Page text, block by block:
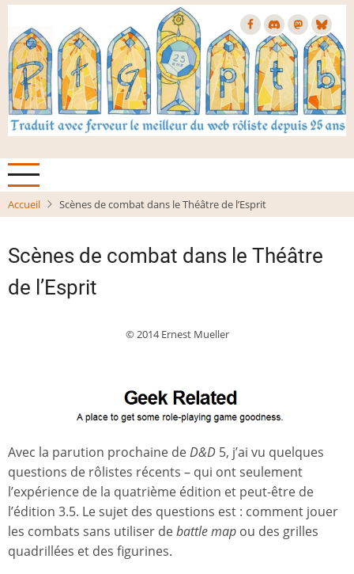
Aller
contenu
principal
Accueil Scènes de combat dans le Théâtre de l’Esprit
Scènes de combat dans le Théâtre
de l’Esprit
© 2014 Ernest Mueller
Avec la parution prochaine deD&D 5, j’ai vu quelques
questions de rôlistes récents – qui ont seulement
l’expérience de la quatrième édition et peut-être de
l’édition 3.5. Le sujet des questions est : comment jouer
les combats sans utiliser debattle map ou des grilles
quadrillées et des figurines.